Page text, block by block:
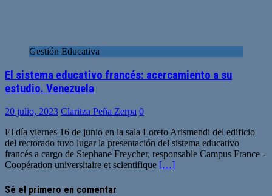
Gestión Educativa
El sistema educativo francés: acercamiento a su
estudio. Venezuela
20 julio, 2023 Claritza Peña Zerpa 0
El día viernes 16 de junio en la sala Loreto Arismendi del edificio
del rectorado tuvo lugar la presentación del sistema educativo
francés a cargo de Stephane Freycher, responsable Campus France -
Coopération universitaire et scientifique […]
Sé el primero en comentar